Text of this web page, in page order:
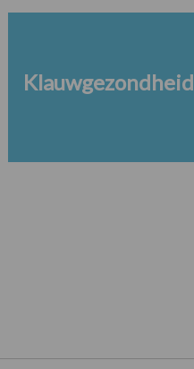
Klauwgezondheid